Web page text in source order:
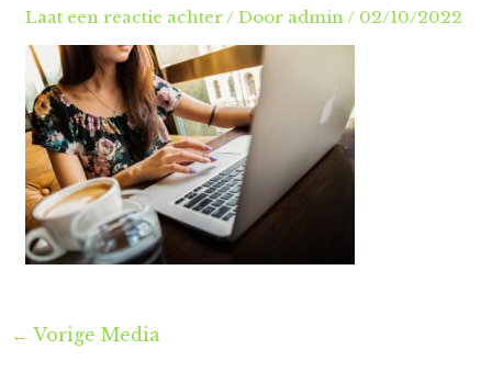
Laat een reactie achter / Door admin / 02/10/2022
← Vorige Media